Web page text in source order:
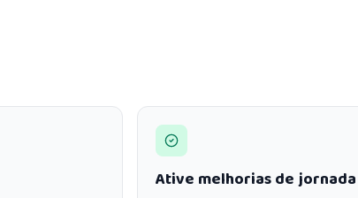
Ative melhorias de jornada